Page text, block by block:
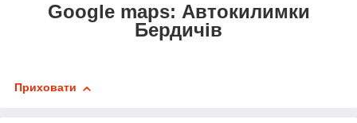
Google maps: Автокилимки
Бердичів
Приховати